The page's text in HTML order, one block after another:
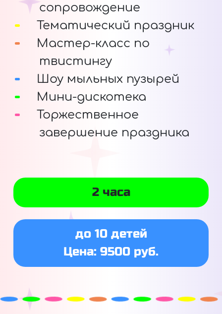
сопровождение
Тематический праздник
Мастер-класс по
твистингу
Шоу мыльных пузырей
Мини-дискотека
Торжественное
завершение праздника
2 часа
до 10 детей
Цена: 9500 руб.